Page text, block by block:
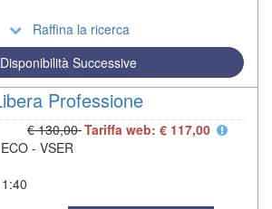
Raffina la ricerca
Disponibilità Successive
Professione
€ 130,00Tariffa web: € 117,00
- VSER